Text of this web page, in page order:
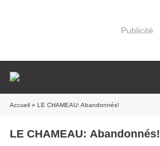
Publicité
Accueil » LE CHAMEAU: Abandonnés!
LE CHAMEAU: Abandonnés!